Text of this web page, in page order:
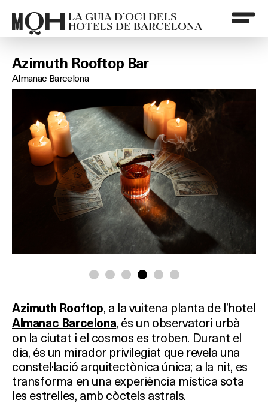
LA GUIA D’OCI DELS
HOTELS DE BARCELONA
Azimuth Rooftop Bar
Almanac Barcelona
Azimuth Rooftop, a la vuitena planta de l’hotel
Almanac Barcelona, és un observatori urbà
on la ciutat i el cosmos es troben. Durant el
dia, és un mirador privilegiat que revela una
constel·lació arquitectònica única; a la nit, es
transforma en una experiència mística sota
les estrelles, amb còctels astrals.